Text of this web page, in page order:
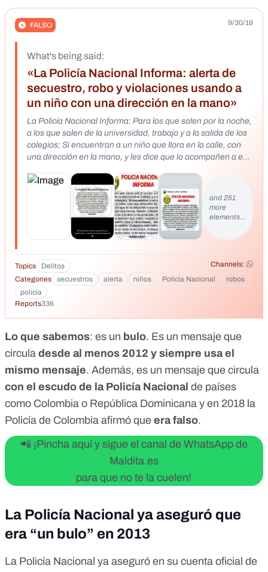
FALSO 9/30/19
What's being said:
«La Policía Nacional Informa: alerta de
secuestro, robo y violaciones usando a
un niño con una dirección en la mano»
La Policía Nacional Informa: Para los que salen por la noche,
a los que salen de la universidad, trabajo y a la salida de los
colegios; Si encuentran a un niño que llora en la calle, con
una dirección en la mano, y les dice que lo acompañen a esa
no a la dirección indicada., Este es el nuevo método que
están usando para el secuestro, robo y violaciones.,
atención seamos sabios. Comparta esta información nunca
se sabe si nos toca. Compartir no cuesta nada, solo unos
segundos. GRACIAS!! 个 Raul Pstr Mendoza Ayer 19:12 La
Policía Nacional Informa: Para los que salen por la noche, a
los que salen de la universidad, trabajo y a la salida de los
colegios; Si encuentran a un niño que llora en la calle, con
una dirección en la mano, y les dice que lo acompañen a esa
dirección (aunque sea cerca), llamen o llévenlo a la policía y
no a la dirección indicada., Este es el nuevo método que
se sabe si nos toca. Compartir no cuesta nada, solo unos
segundos. GRACIAS!! No te demoras nada en compartirlo y
si puedes salvar a muchos de muchas desgracias 100
RESPONDER Mensaje de la Policía Nacional de Perú: La
Policía Nacional Informa: Para los que salen por la noche, a
colegios; Si encuentran a un niño que llora en la calle, con
una dirección en la mano, y les dice que lo acompañen a esa
no a la dirección indicada., Este es el nuevo método que
están usando para el secuestro, robo y violaciones.,
https://www.youtube.com/shorts/Bk6fYhgpdqY
and 251
more
elements…
Topics Delitos
Channels:
Categories
secuestros alerta niños Policía Nacional
robos
policía
Reports336
Lo que sabemos: es un bulo. Es un mensaje que
circula desde al menos 2012 y siempre usa el
mismo mensaje. Además, es un mensaje que circula
con el escudo de la Policía Nacional de países
como Colombia o República Dominicana y en 2018 la
Policía de Colombia afirmó que era falso.
📲 ¡Pincha aquí y sigue el canal de WhatsApp de
Maldita.es
para que no te la cuelen!
La Policía Nacional ya aseguró que
era “un bulo” en 2013
La Policía Nacional ya aseguró en su cuenta oficial de